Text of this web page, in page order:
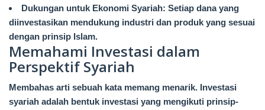
Dukungan untuk Ekonomi Syariah: Setiap dana yang
diinvestasikan mendukung industri dan produk yang sesuai
dengan prinsip Islam.
Memahami Investasi dalam
Perspektif Syariah
Membahas arti sebuah kata memang menarik. Investasi
syariah adalah bentuk investasi yang mengikuti prinsip-